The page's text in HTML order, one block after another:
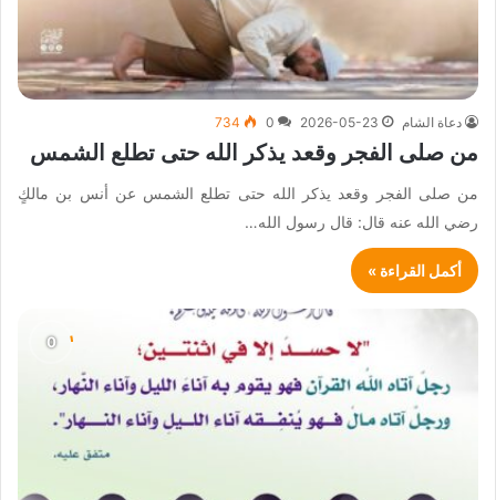
دعاة الشام 2026-05-23
0
734
من صلى الفجر وقعد يذكر الله حتى تطلع الشمس
من صلى الفجر وقعد يذكر الله حتى تطلع الشمس عن أنس بن مالكٍ
رضي الله عنه قال: قال رسول الله…
أكمل القراءة »